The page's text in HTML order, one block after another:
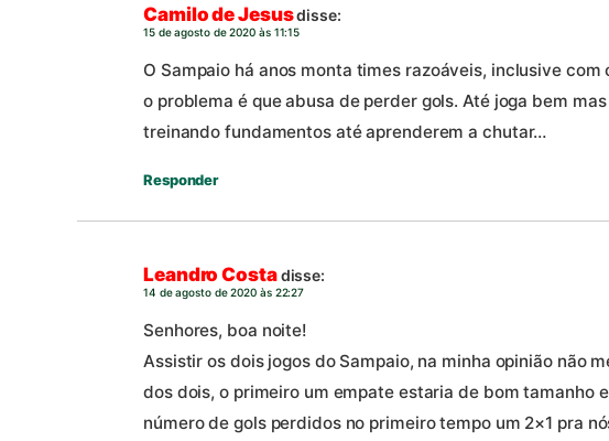
Camilo de Jesusdisse:
15 de agosto de 2020 às 11:15
O Sampaio há anos monta times razoáveis, inclusive com
o problema é que abusa de perder gols. Até joga bem
treinando fundamentos até aprenderem a chutar…
Responder
Leandro Costadisse:
14 de agosto de 2020 às 22:27
Senhores, boa noite!
Assistir os dois jogos do Sampaio, na minha opinião não
dos dois, o primeiro um empate estaria de bom tamanho
número de gols perdidos no primeiro tempo um 2×1 pra